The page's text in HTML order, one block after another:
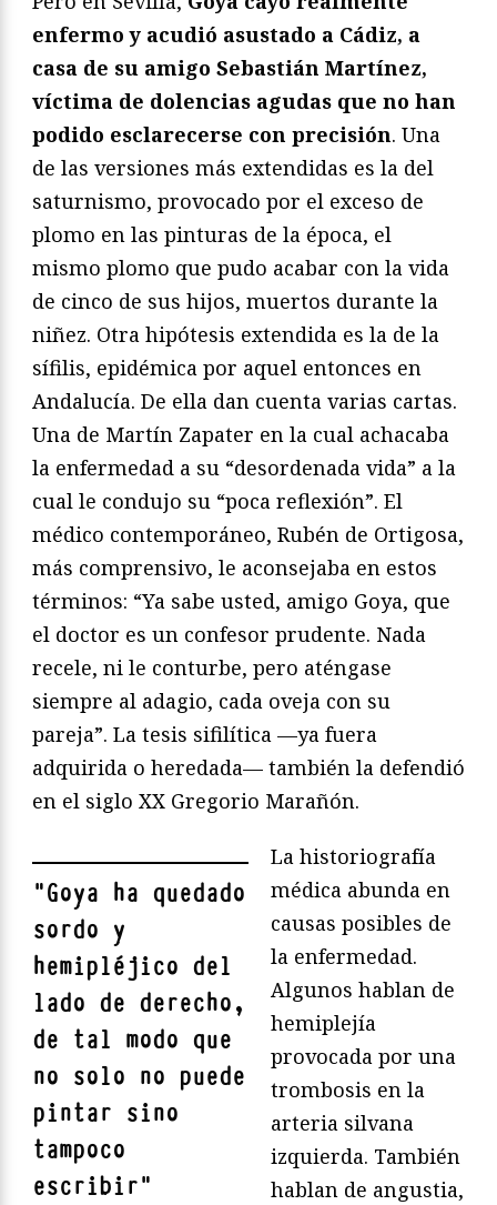
enfermo y acudió asustado a Cádiz, a
casa de su amigo Sebastián Martínez,
víctima de dolencias agudas que no han
podido esclarecerse con precisión. Una
de las versiones más extendidas es la del
saturnismo, provocado por el exceso de
plomo en las pinturas de la época, el
mismo plomo que pudo acabar con la vida
de cinco de sus hijos, muertos durante la
niñez. Otra hipótesis extendida es la de la
sífilis, epidémica por aquel entonces en
Andalucía. De ella dan cuenta varias cartas.
Una de Martín Zapater en la cual achacaba
la enfermedad a su “desordenada vida” a la
cual le condujo su “poca reflexión”. El
médico contemporáneo, Rubén de Ortigosa,
más comprensivo, le aconsejaba en estos
términos: “Ya sabe usted, amigo Goya, que
el doctor es un confesor prudente. Nada
recele, ni le conturbe, pero aténgase
siempre al adagio, cada oveja con su
pareja”. La tesis sifilítica —ya fuera
adquirida o heredada— también la defendió
en el siglo XX Gregorio Marañón.
"Goya ha quedado
sordo y
hemipléjico del
lado de derecho,
de tal modo que
no solo no puede
pintar sino
tampoco
escribir"
La historiografía
médica abunda en
causas posibles de
la enfermedad.
Algunos hablan de
hemiplejía
provocada por una
trombosis en la
arteria silvana
izquierda. También
hablan de angustia,